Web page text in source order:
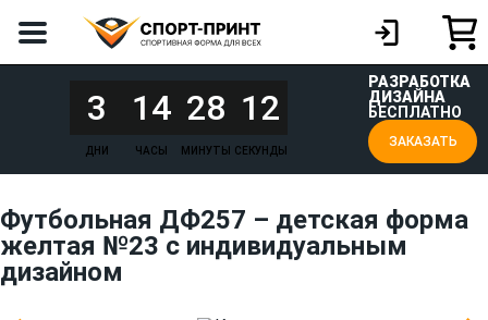
3
ДНИ
14
ЧАСЫ
28
МИНУТЫ
12
СЕКУНДЫ
РАЗРАБОТКА
ДИЗАЙНА
БЕСПЛАТНО
ЗАКАЗАТЬ
Футбольная ДФ257 – детская форма
желтая №23 с индивидуальным
дизайном